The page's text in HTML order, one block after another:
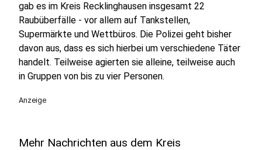
gab es im Kreis Recklinghausen insgesamt 22
Raubüberfälle - vor allem auf Tankstellen,
Supermärkte und Wettbüros. Die Polizei geht bisher
davon aus, dass es sich hierbei um verschiedene Täter
handelt. Teilweise agierten sie alleine, teilweise auch
in Gruppen von bis zu vier Personen.
Anzeige
Mehr Nachrichten aus dem Kreis